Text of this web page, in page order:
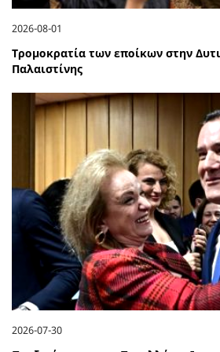
2026-08-01
Τρομοκρατία των εποίκων στην
Παλαιστίνης
2026-07-30